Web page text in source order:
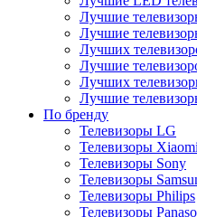
Лучшие
Лучшие
Лучших
Лучшие
Лучших
Лучшие
По бренду
Телевизоры LG
Телевизоры Xiaomi
Телевизоры Sony
Телевизоры
Телевизоры Philips
Телевизоры